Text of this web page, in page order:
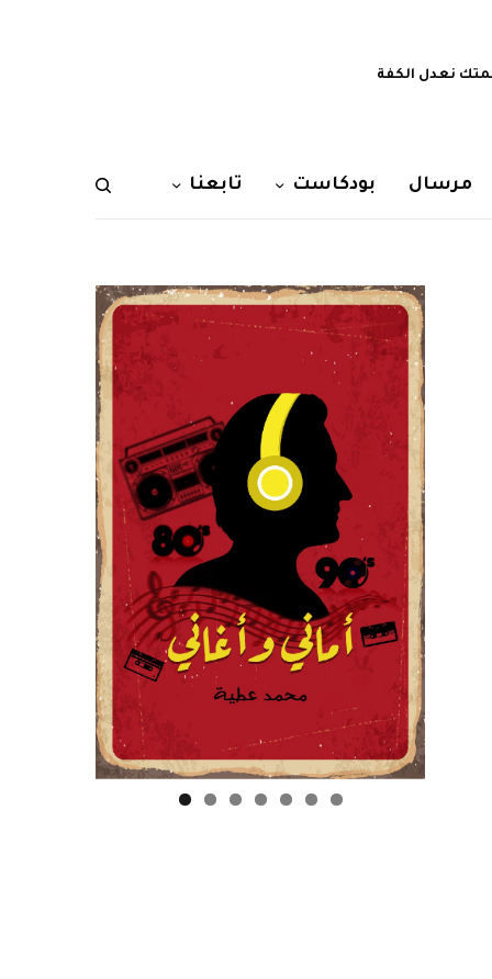
نعدل الكفة
مرسال بودكاست تابعنا